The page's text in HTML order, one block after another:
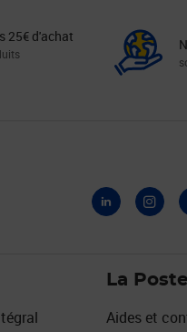
25€ d'achat
La
Aides et